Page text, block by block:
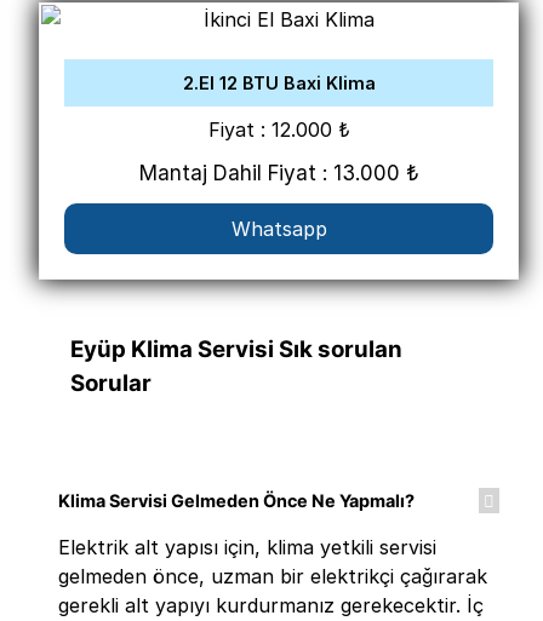
2.El 12 BTU Baxi Klima
Fiyat : 12.000 ₺
Mantaj Dahil Fiyat : 13.000 ₺
Whatsapp
Eyüp Klima Servisi Sık sorulan
Sorular
Klima Servisi Gelmeden Önce Ne Yapmalı?
Elektrik alt yapısı için, klima yetkili servisi
gelmeden önce, uzman bir elektrikçi çağırarak
gerekli alt yapıyı kurdurmanız gerekecektir. İç